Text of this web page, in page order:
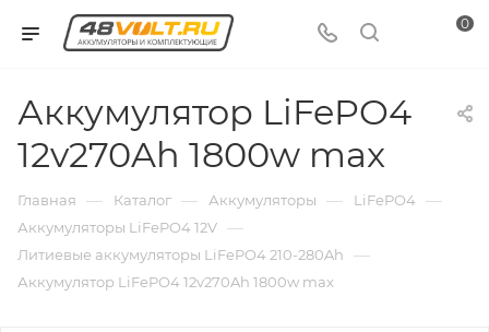
0
Аккумулятор LiFePO4
12v270Ah 1800w max
Главная — Каталог — Аккумуляторы — LiFePO4 —
Аккумуляторы LiFePO4 12V —
Литиевые аккумуляторы LiFePO4 210-280Ah —
Аккумулятор LiFePO4 12v270Ah 1800w max